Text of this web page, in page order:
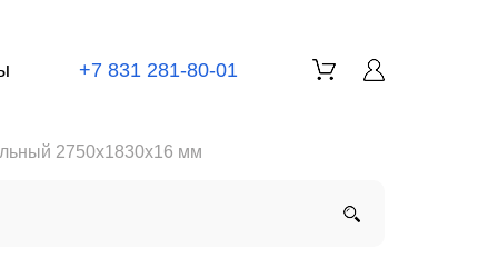
+7 831 281-80-01
2750x1830x16 мм